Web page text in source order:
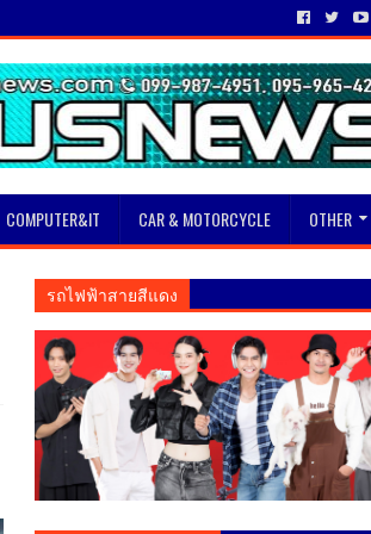
COMPUTER&IT CAR & MOTORCYCLE OTHER
รถไฟฟ้าสายสีแดง